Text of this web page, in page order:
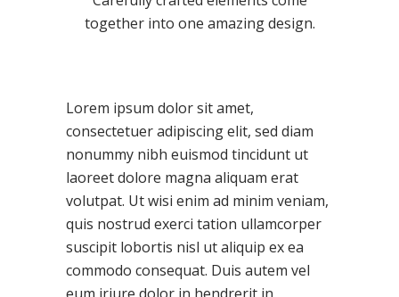
together into one amazing design.
Lorem ipsum dolor sit amet,
consectetuer adipiscing elit, sed diam
nonummy nibh euismod tincidunt ut
laoreet dolore magna aliquam erat
volutpat. Ut wisi enim ad minim veniam,
quis nostrud exerci tation ullamcorper
suscipit lobortis nisl ut aliquip ex ea
commodo consequat. Duis autem vel